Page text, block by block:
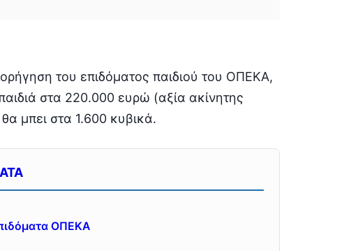
του επιδόματος παιδιού του ΟΠΕΚΑ,
στα 220.000 ευρώ (αξία ακίνητης
μπει στα 1.600 κυβικά.
ΟΠΕΚΑ